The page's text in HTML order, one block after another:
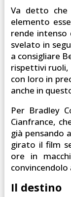
Va detto che
elemento
rende intenso
svelato in
a consigliare
rispettivi ruoli,
con loro in
anche in
Per Bradley
Cianfrance,
già pensando
girato il film
ore in
Il destino